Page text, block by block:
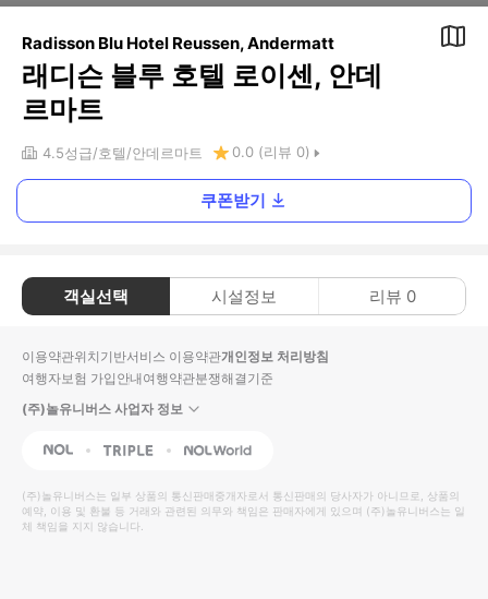
Radisson Blu Hotel Reussen, Andermatt
래디슨 블루 호텔 로이센, 안데
르마트
4.5성급 호텔 안데르마트 0.0 (리뷰 0)
쿠폰받기
객실선택 시설정보 리뷰 0
이용약관위치기반서비스 이용약관개인정보 처리방침
여행자보험 가입안내여행약관분쟁해결기준
(주)놀유니버스 사업자 정보
NOL Triple Interpark Global
(주)놀유니버스는 일부 상품의 통신판매중개자로서 통신판매의 당사자가 아니므로, 상품의
예약, 이용 및 환불 등 거래와 관련된 의무와 책임은 판매자에게 있으며 (주)놀유니버스는 일
체 책임을 지지 않습니다.